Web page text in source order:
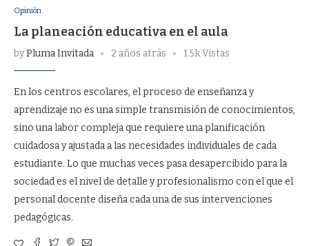
Opinión
La planeación educativa en el aula
byPluma Invitada 2 años atrás 1.5k Vistas
En los centros escolares, el proceso de enseñanza y
aprendizaje no es una simple transmisión de conocimientos,
sino una labor compleja que requiere una planificación
cuidadosa y ajustada a las necesidades individuales de cada
estudiante. Lo que muchas veces pasa desapercibido para la
sociedad es el nivel de detalle y profesionalismo con el que el
personal docente diseña cada una de sus intervenciones
pedagógicas.